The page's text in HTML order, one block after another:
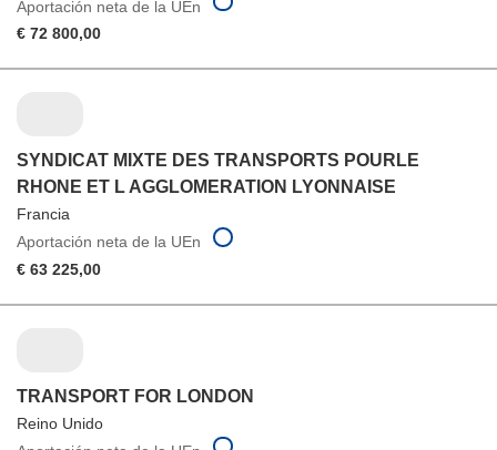
Aportación neta de la UEn
€ 72 800,00
SYNDICAT MIXTE DES TRANSPORTS POURLE
RHONE ET L AGGLOMERATION LYONNAISE
Francia
Aportación neta de la UEn
€ 63 225,00
TRANSPORT FOR LONDON
Reino Unido